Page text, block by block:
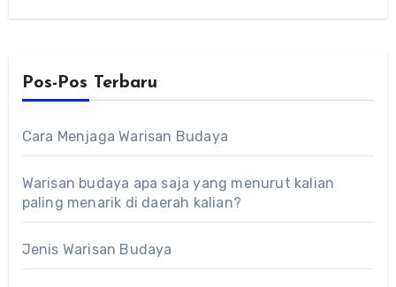
Pos-Pos Terbaru
Cara Menjaga Warisan Budaya
Warisan budaya apa saja yang menurut kalian
paling menarik di daerah kalian?
Jenis Warisan Budaya